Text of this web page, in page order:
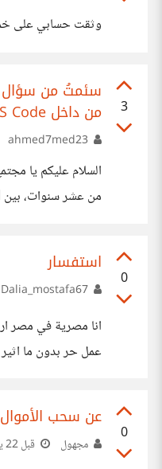
وثقت حسابي على
3
سئمتُ من سؤال
من داخل VS Code
السلام عليكم يا
0
استفسار
انا مصرية في مصر
عمل حر بدون ما
0
عن سحب الأموال
مجهول قبل 22 يومًا